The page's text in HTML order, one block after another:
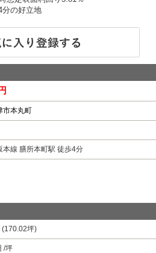
の好立地
市本丸町
本線 膳所本町駅 徒歩4分
(170.02坪)
/坪